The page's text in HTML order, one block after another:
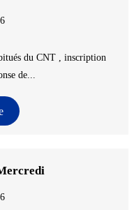
du CNT , inscription
de...